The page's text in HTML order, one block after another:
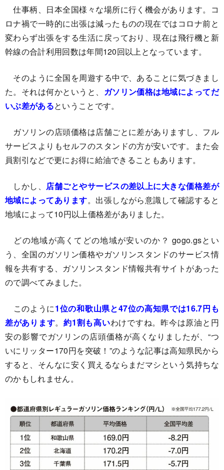
仕事柄、日本全国様々な場所に行く機会があります。コ
ロナ禍で一時的に出張は減ったものの現在ではコロナ前と
変わらず出張をする生活に戻っており、現在は飛行機と新
幹線の合計利用回数は年間120回以上となっています。
そのように全国を周遊する中で、あることに気づきまし
た。それは何かというと、 ガソリン価格は地域によってだ
いぶ差があるということです。
ガソリンの店頭価格は店舗ごとに差がありますし、フル
サービスよりもセルフのスタンドの方が安いです。また会
員割引などで更にお得に給油できることもあります。
しかし、 店舗ごとやサービスの差以上に大きな価格差が
地域によってあります。出張しながら意識して確認すると
地域によって10円以上価格差がありました。
どの地域が高くてどの地域が安いのか？ gogo.gsとい
う、全国のガソリン価格やガソリンスタンドのサービス情
報を共有する、ガソリンスタンド情報共有サイトがあった
ので調べてみました。
このように1位の和歌山県と47位の高知県では16.7円も
差があります。約1割も高いわけですね。昨今は原油と円
安の影響でガソリンの店頭価格が高くなりましたが、“つ
いにリッター170円を突破！”のような記事は高知県民から
すると、そんなに安く買えるならまだマシという気持ちな
のかもしれません。